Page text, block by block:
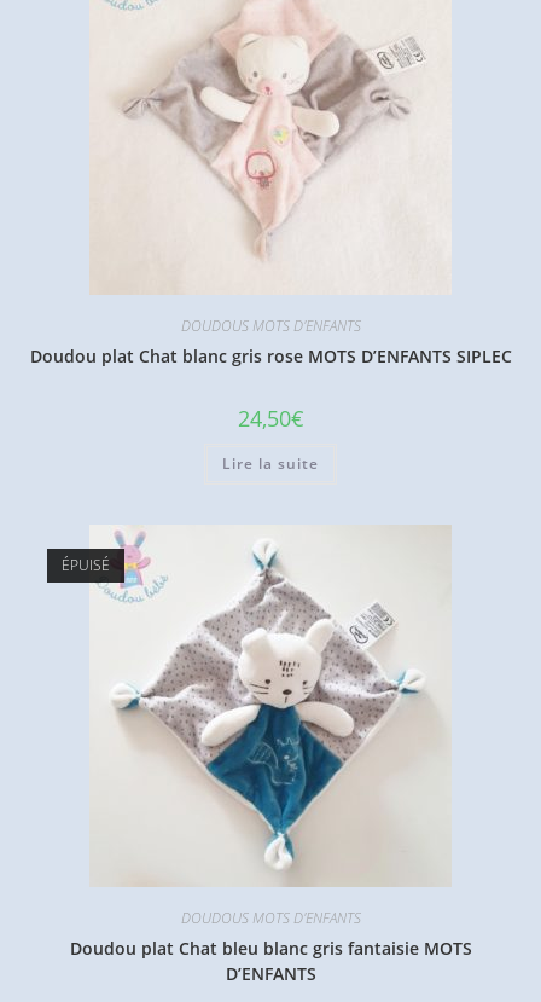
DOUDOUS MOTS D'ENFANTS
Doudou plat Chat blanc gris rose MOTS D’ENFANTS SIPLEC
24,50€
Lire la suite
ÉPUISÉ
DOUDOUS MOTS D'ENFANTS
Doudou plat Chat bleu blanc gris fantaisie MOTS
D’ENFANTS